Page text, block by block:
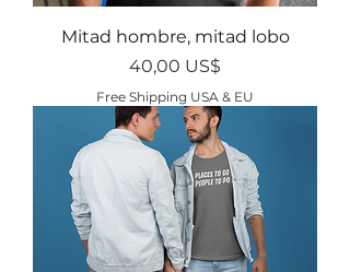
Mitad hombre, mitad lobo
Precio
40,00 US$
Free Shipping USA & EU